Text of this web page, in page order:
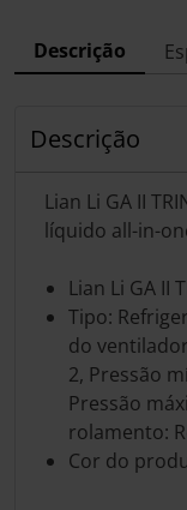
Descrição
Descrição
Lian Li GA II
líquido all-in-
Lian Li GA II
Tipo:
do
2, Pressão
Pressão
rolamento:
Cor do